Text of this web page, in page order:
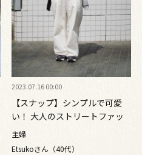
2023.07.16 00:00
【スナップ】シンプルで可愛
い！ 大人のストリートファッ
ション
主婦
Etsukoさん（40代）